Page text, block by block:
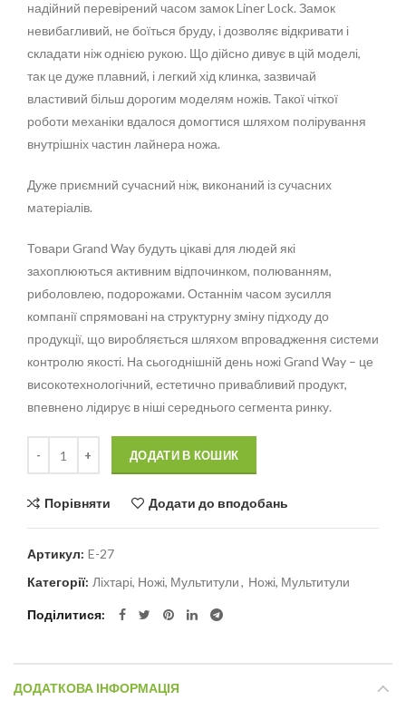
надійний перевірений часом замок Liner Lock. Замок
невибагливий, не боїться бруду, і дозволяє відкривати і
складати ніж однією рукою. Що дійсно дивує в цій моделі,
так це дуже плавний, і легкий хід клинка, зазвичай
властивий більш дорогим моделям ножів. Такої чіткої
роботи механіки вдалося домогтися шляхом полірування
внутрішніх частин лайнера ножа.
Дуже приємний сучасний ніж, виконаний із сучасних
матеріалів.
Товари Grand Way будуть цікаві для людей які
захоплюються активним відпочинком, полюванням,
риболовлею, подорожами. Останнім часом зусилля
компанії спрямовані на структурну зміну підходу до
продукції, що виробляється шляхом впровадження системи
контролю якості. На сьогоднішній день ножі Grand Way – це
високотехнологічний, естетично привабливий продукт,
впевнено лідирує в ніші середнього сегмента ринку.
ДОДАТИ В КОШИК
Порівняти Додати до вподобань
Артикул: E-27
Категорії: Ліхтарі, Ножі, Мультитули, Ножі, Мультитули
Поділитися
ДОДАТКОВА ІНФОРМАЦІЯ